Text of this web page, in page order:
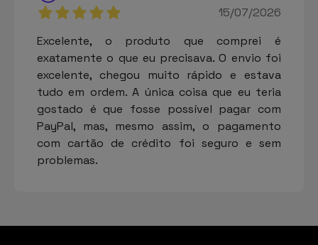
15/07/2026
Excelente, o produto que comprei é
exatamente o que eu precisava. O envio foi
excelente, chegou muito rápido e estava
tudo em ordem. A única coisa que eu teria
gostado é que fosse possível pagar com
PayPal, mas, mesmo assim, o pagamento
com cartão de crédito foi seguro e sem
problemas.